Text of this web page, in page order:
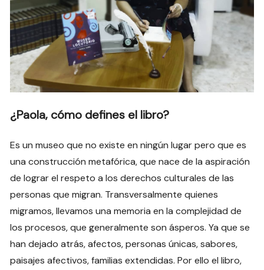
¿Paola, cómo defines el libro?
Es un museo que no existe en ningún lugar pero que es
una construcción metafórica, que nace de la aspiración
de lograr el respeto a los derechos culturales de las
personas que migran. Transversalmente quienes
migramos, llevamos una memoria en la complejidad de
los procesos, que generalmente son ásperos. Ya que se
han dejado atrás, afectos, personas únicas, sabores,
paisajes afectivos, familias extendidas. Por ello el libro,